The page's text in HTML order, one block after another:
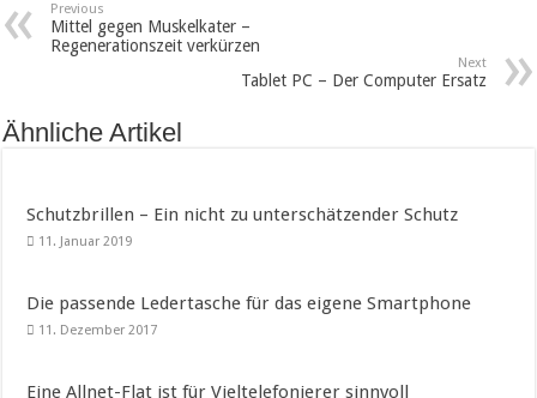
Previous
Mittel gegen Muskelkater –
Regenerationszeit verkürzen
Next
Tablet PC – Der Computer Ersatz
Ähnliche Artikel
Schutzbrillen – Ein nicht zu unterschätzender Schutz
11. Januar 2019
Die passende Ledertasche für das eigene Smartphone
11. Dezember 2017
Eine Allnet-Flat ist für Vieltelefonierer sinnvoll